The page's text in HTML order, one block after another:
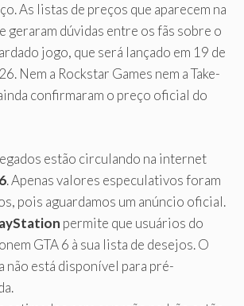
As listas de preços que aparecem na
geraram dúvidas entre os fãs sobre o
jogo, que será lançado em 19 de
Nem a Rockstar Games nem a Take-
confirmaram o preço oficial do
estão circulando na internet
. Apenas valores especulativos foram
pois aguardamos um anúncio oficial.
permite que usuários do
GTA 6 à sua lista de desejos. O
não está disponível para pré-